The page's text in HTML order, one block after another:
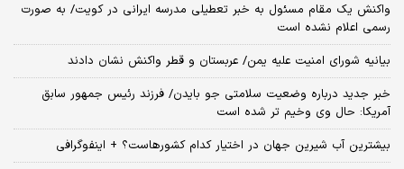
واکنش یک مقام مسئول به خبر تعطیلی مدرسه ایرانی در کویت/ به صورت
رسمی اعلام نشده است
بیانیه شورای امنیت علیه یمن/ عربستان و قطر واکنش نشان دادند
خبر جدید درباره وضعیت سلامتی جو بایدن/ فرزند رئیس جمهور سابق
آمریکا: حال وی وخیم تر شده است
بیشترین آب شیرین جهان در اختیار کدام کشورهاست؟ + اینفوگرافی